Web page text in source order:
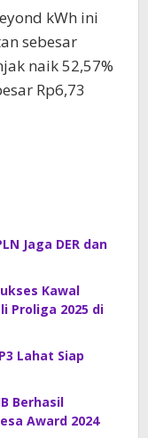
kWh ini
sebesar
naik 52,57%
Rp6,73
Jaga DER dan
Kawal
Proliga 2025 di
Lahat Siap
Berhasil
Award 2024